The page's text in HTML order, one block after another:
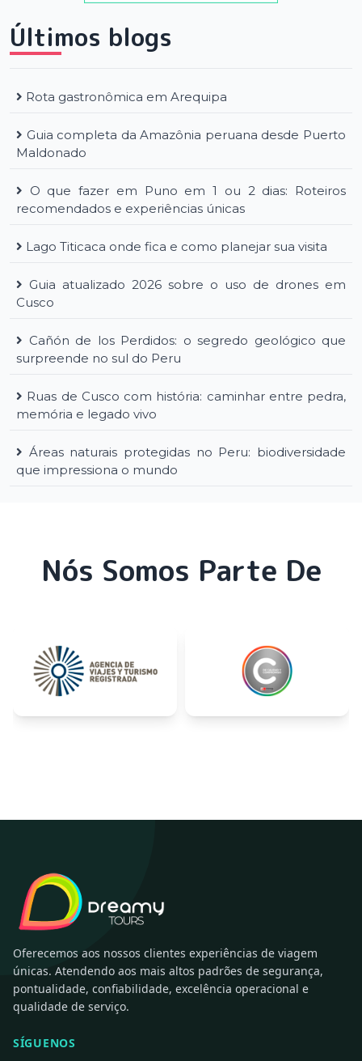
Últimos blogs
Rota gastronômica em Arequipa
Guia completa da Amazônia peruana desde Puerto
Maldonado
O que fazer em Puno em 1 ou 2 dias: Roteiros
recomendados e experiências únicas
Lago Titicaca onde fica e como planejar sua visita
Guia atualizado 2026 sobre o uso de drones em
Cusco
Cañón de los Perdidos: o segredo geológico que
surpreende no sul do Peru
Ruas de Cusco com história: caminhar entre pedra,
memória e legado vivo
Áreas naturais protegidas no Peru: biodiversidade
que impressiona o mundo
Nós Somos Parte De
Oferecemos aos nossos clientes experiências de viagem
únicas. Atendendo aos mais altos padrões de segurança,
pontualidade, confiabilidade, excelência operacional e
qualidade de serviço.
SÍGUENOS